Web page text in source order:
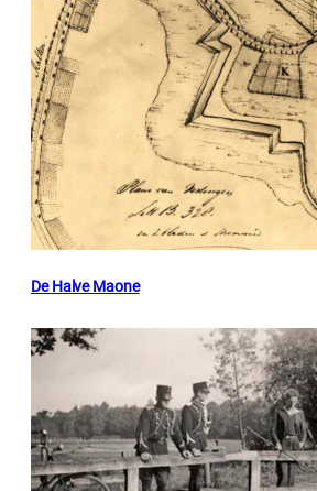
De Halve Maone